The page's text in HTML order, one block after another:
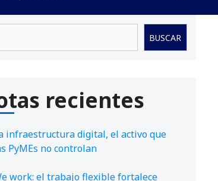
BUSCAR
recientes
infraestructura digital, el activo que
PyMEs no controlan
work: el trabajo flexible fortalece